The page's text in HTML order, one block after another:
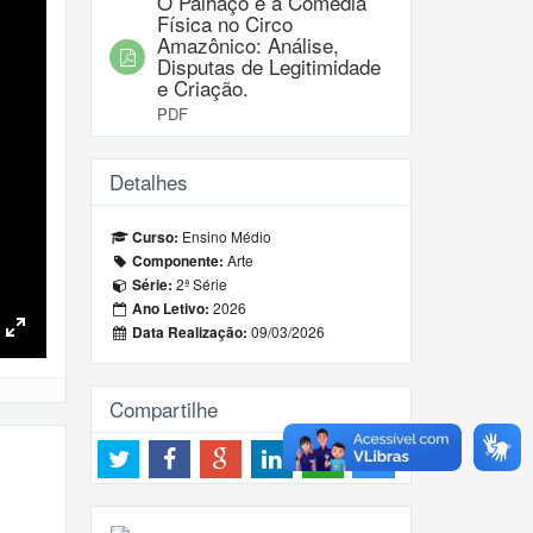
Fullscreen
Física no Circo
Amazônico: Análise,
Disputas de Legitimidade
e Criação.
PDF
Detalhes
Curso: Ensino Médio
Componente: Arte
Série: 2ª Série
Ano Letivo: 2026
Data Realização: 09/03/2026
Compartilhe